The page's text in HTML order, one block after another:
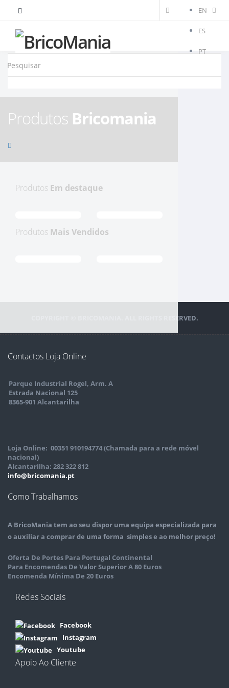
EN
ES
PT
Produtos Bricomania
Produtos Em destaque
Produtos Mais Vendidos
COPYRIGHT © BRICOMANIA. ALL RIGHTS RESERVED.
Contactos Loja Online
Parque Industrial Rogel, Arm. A
Estrada Nacional 125
8365-901 Alcantarilha
Loja Online: 00351 910194774 (Chamada para a rede móvel
nacional)
Alcantarilha: 282 322 812
info@bricomania.pt
Como Trabalhamos
A BricoMania tem ao seu dispor uma equipa especializada para
o auxiliar a comprar de uma forma simples e ao melhor preço!
Oferta De Portes Para Portugal Continental
Para Encomendas De Valor Superior A 80 Euros
Encomenda Mínima De 20 Euros
Redes Sociais
Facebook
Instagram
Youtube
Apoio Ao Cliente